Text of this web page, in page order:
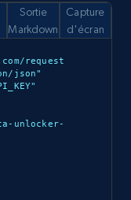
request
json"
Sortie
Markdown
Capture
d'écran